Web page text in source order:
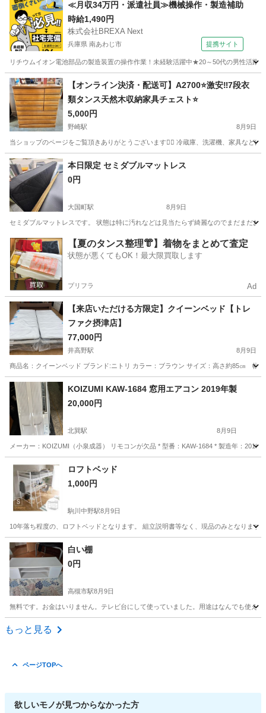
≪月収34万円・派遣社員≫機械操作・製造補助
時給1,490円
株式会社BREXA Next
兵庫県 南あわじ市 提携サイト
リチウムイオン電池部品の製造装置の操作作業！未経験活躍中★20～50代の男性活
兵庫 南あわじ市 その他
【オンライン決済・配送可】A2700⭐️激安‼️7段衣
類タンス天然木収納家具チェスト⭐️
5,000円
野崎駅 8月9日
当ショップのページをご覧頂きありがとうございます🙇‍♂️ 冷蔵庫、洗濯機、家具など
大阪 門真市 野崎駅 収納家具
本日限定 セミダブルマットレス
0円
大国町駅 8月9日
セミダブルマットレスです。 状態は特に汚れなどは見当たらず綺麗なのでまだまだお
大阪 大阪市 大国町駅 ベッド セミダブル
【夏のタンス整理👘】着物をまとめて査定
状態が悪くてもOK！最大限買取します
プリフラ Ad
【来店いただける方限定】クイーンベッド【トレ
ファク摂津店】
77,000円
井高野駅 8月9日
商品名：クイーンベッド ブランド:ニトリ カラー：ブラウン サイズ：高さ約85㎝
大阪 大阪市 貸し出し
KOIZUMI KAW-1684 窓用エアコン 2019年製
20,000円
北巽駅 8月9日
メーカー：KOIZUMI（小泉成器） リモコンが欠品 * 型番：KAW-1684 * 製造年：
大阪 大阪市 北巽駅 その他
ロフトベッド
1,000円
駒川中野駅8月9日
10年落ち程度の、ロフトベッドとなります。 組立説明書等なく、現品のみとなりま
大阪 大阪市 駒川中野駅
白い棚
0円
高槻市駅8月9日
無料です。お金はいりません。テレビ台にして使っていました。用途はなんでも使え
大阪 高槻市
もっと見る
ページTOPへ
欲しいモノが見つからなかった方